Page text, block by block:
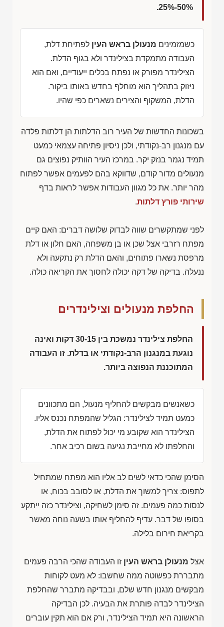
50%-25%.
כשמזמינים מנעולן בראש העין לפתיחת דלת,
העבודה מתמקדת בצילינדר ולא בגוף הדלת.
הצילינדר מפורק או נפתח בכלים ייעודיים, ואם הוא
ניזוק בתהליך הוא מוחלף בחדש באותו ביקור.
הדלת, המשקוף והצירים נשארים כפי שהיו.
בשכונות החדשות של העיר רוב הדלתות הן דלתות פלדה
עם מנגנון רב-נקודתי, ולכן ניסיון פתיחה עצמאי כמעט
תמיד נגמר בנזק יקר. במרכז העיר הוותיק נפוצים גם
מנעולים מדור קודם, שדווקא בהם לפעמים אפשר לפתוח
מהר יותר. את כל מגוון העבודות אפשר לראות בדף
שירותי פורץ דלתות.
לפני שמתקשרים שווה לבדוק שלושה דברים: האם קיים
מפתח רזרבי אצל שכן או בן משפחה, האם חלון או דלת
מרפסת נשארו פתוחים, והאם הדלת רק נתקעה ולא
ננעלה. בדיקה של דקה יכולה לחסוך את הקריאה כולה.
החלפת מנעולים וצילינדרים
החלפת צילינדר נמשכת בין 30-15 דקות ואינה
נוגעת במנגנון הרב-נקודתי או בדלת. זו העבודה
המתוכננת הנפוצה ביותר.
כשאנשים מבקשים להחליף מנעול, הם מתכוונים
כמעט תמיד לצילינדר: הגליל שהמפתח נכנס אליו.
הצילינדר הוא שקובע מי יכול לפתוח את הדלת,
והחלפתו לא מחייבת נגיעה בשום רכיב אחר.
הסימן שהכי כדאי לשים לב אליו הוא מפתח שמתחיל
לתפוס: צריך למשוך את הדלת, או לסובב בכוח, או
לנסות כמה פעמים. זה סימן לשחיקה, וצילינדר כזה ייתקע
בסופו של דבר. עדיף להחליף אותו בשעה נוחה מאשר
בקריאת חירום בלילה.
אצל מנעולן בראש העין זו העבודה שהכי הרבה פעמים
מתבררת כפשוטה ממה שחשבו: לא מעט לקוחות
מבקשים מנגנון חדש שלם, ובבדיקה מתברר שהחלפת
הצילינדר לבדה פותרת את הבעיה. לכן הבדיקה
הראשונה היא תמיד הצילינדר, ורק אם הוא תקין עוברים